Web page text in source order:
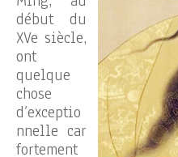
début du
XVe siècle,
ont
quelque
chose
d’exceptio
nnelle car
fortement